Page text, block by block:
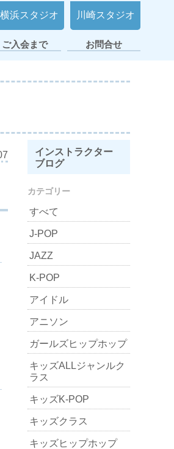
横浜スタジオ 川崎スタジオ
ご入会まで お問合せ
インストラクター
ブログ
カテゴリー
すべて
J-POP
JAZZ
K-POP
アイドル
アニソン
ガールズヒップホップ
キッズALLジャンルク
ラス
キッズK-POP
キッズクラス
キッズヒップホップ